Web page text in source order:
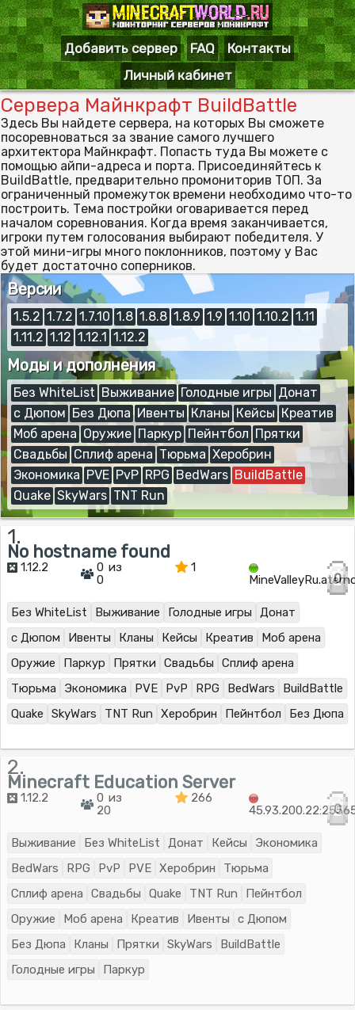
Добавить сервер FAQ
Контакты
Личный кабинет
Сервера Майнкрафт BuildBattle
Здесь Вы найдете сервера, на которых Вы сможете
посоревноваться за звание самого лучшего
архитектора Майнкрафт. Попасть туда Вы можете с
помощью айпи-адреса и порта. Присоединяйтесь к
BuildBattle, предварительно промониторив ТОП. За
ограниченный промежуток времени необходимо что-то
построить. Тема постройки оговаривается перед
началом соревнования. Когда время заканчивается,
игроки путем голосования выбирают победителя. У
этой мини-игры много поклонников, поэтому у Вас
будет достаточно соперников.
Версии
1.5.2 1.7.2 1.7.10 1.8 1.8.8 1.8.9 1.9 1.10 1.10.2 1.11
1.11.2 1.12 1.12.1 1.12.2
Моды и дополнения
Без WhiteList Выживание Голодные игры Донат
с Дюпом Без Дюпа Ивенты Кланы Кейсы Креатив
Моб арена Оружие Паркур Пейнтбол Прятки
Свадьбы Сплиф арена Тюрьма Херобрин
Экономика PVE PvP RPG BedWars BuildBattle
Quake SkyWars TNT Run
1.
No hostname found
1.12.2
0 из
0
1
0
Без WhiteList Выживание Голодные игры
Донат
с Дюпом
Ивенты Кланы Кейсы Креатив
Моб арена
Оружие
Паркур Прятки Свадьбы
Сплиф арена
Тюрьма
Экономика PVE PvP RPG BedWars
BuildBattle
Quake
SkyWars TNT Run Херобрин Пейнтбол Без Дюпа
2.
Minecraft Education Server
1.12.2
0 из
20
266
0
Выживание Без WhiteList Донат Кейсы
Экономика
BedWars
RPG PvP PVE Херобрин
Тюрьма
Сплиф арена
Свадьбы Quake TNT Run
Пейнтбол
Оружие
Моб арена Креатив Ивенты
с Дюпом
Без Дюпа
Кланы Прятки SkyWars
BuildBattle
Голодные игры
Паркур